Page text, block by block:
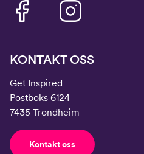
KONTAKT OSS
Get Inspired
Postboks 6124
7435 Trondheim
Kontakt oss